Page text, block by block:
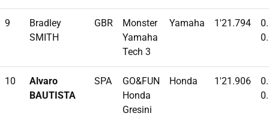
9
Bradley
SMITH
GBR
Monster
Yamaha
Tech 3
Yamaha 1'21.794
10
Alvaro
BAUTISTA
SPA
GO&FUN
Honda
Gresini
Honda 1'21.906